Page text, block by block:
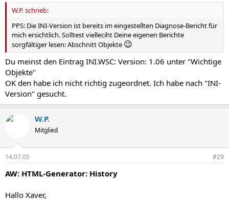
W.P. schrieb:
PPS: Die INI-Version ist bereits im eingestellten Diagnose-Bericht für
mich ersichtlich. Solltest vielleciht Deine eigenen Berichte
sorgfältiger lesen: Abschnitt Objekte 😉
Du meinst den Eintrag INI.WSC: Version: 1.06 unter "Wichtige
Objekte"
OK den habe ich nicht richtig zugeordnet. Ich habe nach "INI-
Version" gesucht.
W.P.
Mitglied
14.07.05 #29
AW: HTML-Generator: History
Hallo Xaver,